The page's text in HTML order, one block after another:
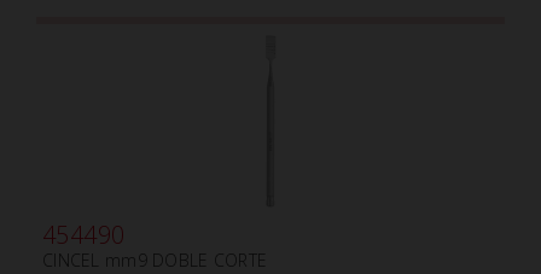
454490
CINCEL mm9 DOBLE CORTE